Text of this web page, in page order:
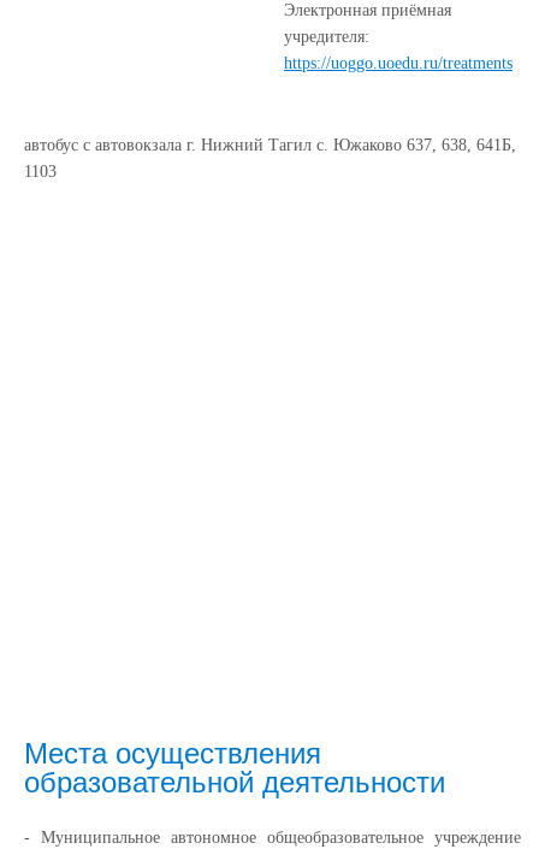
Электронная приёмная
учредителя:
https://uoggo.uoedu.ru/treatments
автобус с автовокзала г. Нижний Тагил с. Южаково 637, 638, 641Б,
1103
Места осуществления
образовательной деятельности
- Муниципальное автономное общеобразовательное учреждение